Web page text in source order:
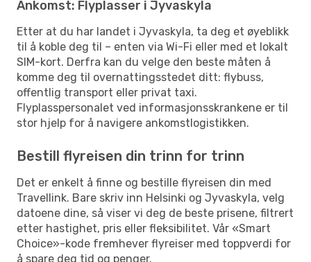
Ankomst: Flyplasser i Jyvaskyla
Etter at du har landet i Jyvaskyla, ta deg et øyeblikk
til å koble deg til – enten via Wi-Fi eller med et lokalt
SIM-kort. Derfra kan du velge den beste måten å
komme deg til overnattingsstedet ditt: flybuss,
offentlig transport eller privat taxi.
Flyplasspersonalet ved informasjonsskrankene er til
stor hjelp for å navigere ankomstlogistikken.
Bestill flyreisen din trinn for trinn
Det er enkelt å finne og bestille flyreisen din med
Travellink. Bare skriv inn Helsinki og Jyvaskyla, velg
datoene dine, så viser vi deg de beste prisene, filtrert
etter hastighet, pris eller fleksibilitet. Vår «Smart
Choice»-kode fremhever flyreiser med toppverdi for
å spare deg tid og penger.